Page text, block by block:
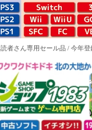
者さん専用セール品 / 今年登